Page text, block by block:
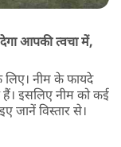
देगा आपकी त्वचा में,
लिए। नीम के फायदे
हैं। इसलिए नीम को कई
जानें विस्तार से।